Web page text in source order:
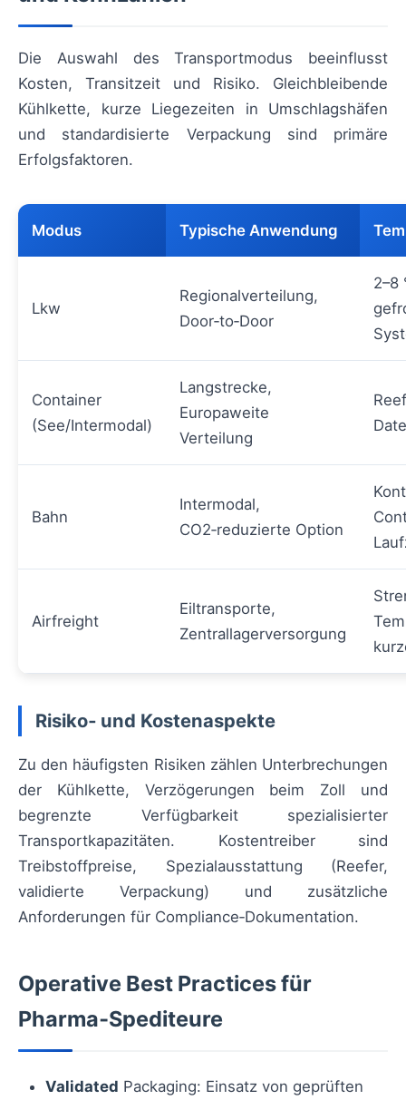
Die Auswahl des Transportmodus beeinflusst
Kosten, Transitzeit und Risiko. Gleichbleibende
Kühlkette, kurze Liegezeiten in Umschlagshäfen
und standardisierte Verpackung sind primäre
Erfolgsfaktoren.
Modus Typische Anwendung
Lkw
Regionalverteilung,
Door‑to‑Door
2–8
Container
(See/Intermodal)
Langstrecke,
Europaweite
Verteilung
Bahn
Intermodal,
CO2‑reduzierte Option
Airfreight
Eiltransporte,
Zentrallagerversorgung
Risiko‑ und Kostenaspekte
Zu den häufigsten Risiken zählen Unterbrechungen
der Kühlkette, Verzögerungen beim Zoll und
begrenzte Verfügbarkeit spezialisierter
Transportkapazitäten. Kostentreiber sind
Treibstoffpreise, Spezialausstattung (Reefer,
validierte Verpackung) und zusätzliche
Anforderungen für Compliance‑Dokumentation.
Operative Best Practices für
Pharma‑Spediteure
Validated Packaging: Einsatz von geprüften